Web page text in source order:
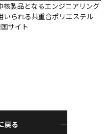
核製品となるエンジニアリング
いられる共重合ポリエステル
サイト
戻る